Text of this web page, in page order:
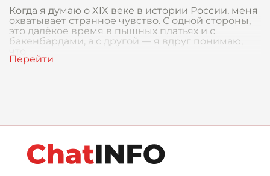
Когда я думаю о XIX веке в истории России, меня
охватывает странное чувство. С одной стороны,
это далёкое время в пышных платьях и с
бакенбардами, а с другой — я вдруг понимаю,